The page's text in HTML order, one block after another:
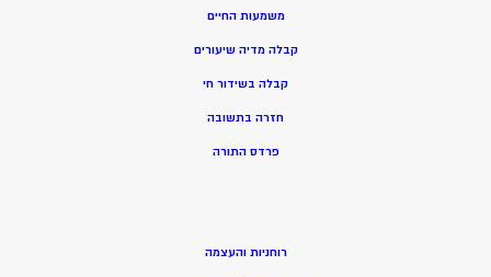
משמעות החיים
קבלה מדיה שיעורים
קבלה בשידור חי
חזרה בתשובה
פרדס התורה
רוחניות והעצמה